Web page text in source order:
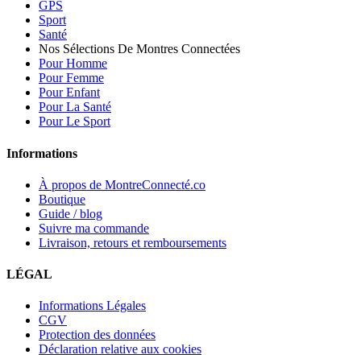
GPS
Sport
Santé
Nos Sélections De Montres Connectées
Pour Homme
Pour Femme
Pour Enfant
Pour La Santé
Pour Le Sport
Informations
À propos de MontreConnecté.co
Boutique
Guide / blog
Suivre ma commande
Livraison, retours et remboursements
LÉGAL
Informations Légales
CGV
Protection des données
Déclaration relative aux cookies